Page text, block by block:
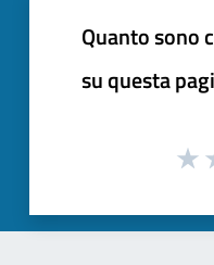
Quanto sono
su questa